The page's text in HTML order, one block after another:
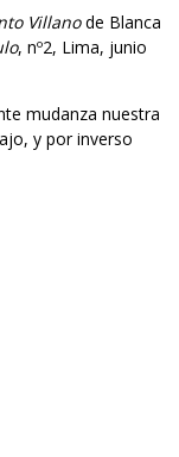
Villanode Blanca
, nº2, Lima, junio
mudanza nuestra
y por inverso